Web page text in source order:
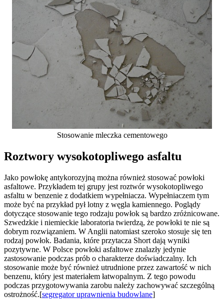
Stosowanie mleczka cementowego
Roztwory wysokotopliwego asfaltu
Jako powłokę antykorozyjną można również stosować powłoki
asfaltowe. Przykładem tej grupy jest roztwór wysokotopliwego
asfaltu w benzenie z dodatkiem wypełniacza. Wypełniaczem tym
może być na przykład pył lotny z węgla kamiennego. Poglądy
dotyczące stosowanie tego rodzaju powłok są bardzo zróżnicowane.
Szwedzkie i niemieckie laboratoria twierdzą, że powłoki te nie są
dobrym rozwiązaniem. W Anglii natomiast szeroko stosuje się ten
rodzaj powłok. Badania, które przytacza Short dają wyniki
pozytywne. W Polsce powłoki asfaltowe znalazły jedynie
zastosowanie podczas prób o charakterze doświadczalny. Ich
stosowanie może być również utrudnione przez zawartość w nich
benzenu, który jest materiałem łatwopalnym. Z tego powodu
podczas przygotowywania zarobu należy zachowywać szczególną
ostrożność.[segregator uprawnienia budowlane]